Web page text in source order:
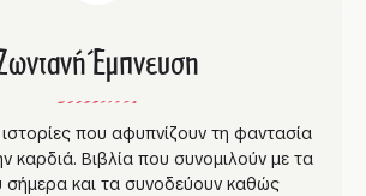
Έμπνευση
που αφυπνίζουν τη φαντασία
καρδιά. Βιβλία που συνομιλούν με τα
σήμερα και τα συνοδεύουν καθώς